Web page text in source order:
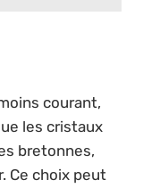
courant,
les cristaux
bretonnes,
Ce choix peut